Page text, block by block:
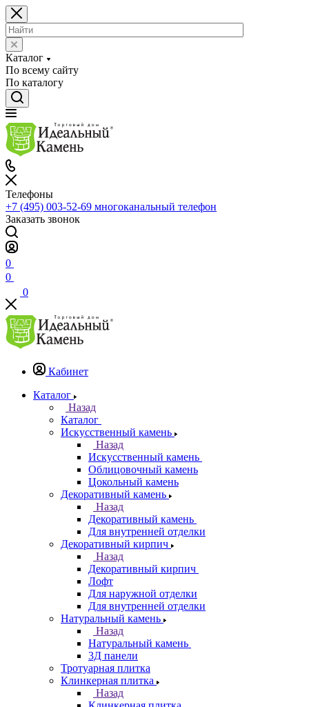
Каталог
По всему сайту
По каталогу
Телефоны
+7 (495) 003-52-69 многоканальный телефон
Заказать звонок
0
0
0
Кабинет
Каталог
Назад
Каталог
Искусственный камень
Назад
Искусственный камень
Облицовочный камень
Цокольный камень
Декоративный камень
Назад
Декоративный камень
Для внутренней отделки
Декоративный кирпич
Назад
Декоративный кирпич
Лофт
Для наружной отделки
Для внутренней отделки
Натуральный камень
Назад
Натуральный камень
3Д панели
Тротуарная плитка
Клинкерная плитка
Назад